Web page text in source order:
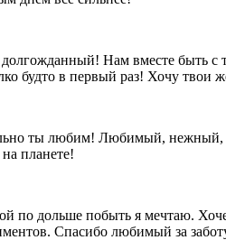
Нам вместе быть с
будто в первый раз! Хочу твои
ты любим! Любимый, нежный,
планете!
по дольше побыть я мечтаю.
Спасибо любимый за